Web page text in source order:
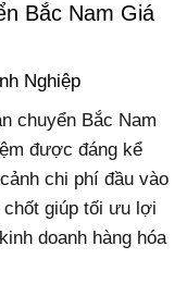
Bắc Nam Giá
Nghiệp
chuyển Bắc Nam
được đáng kể
chi phí đầu vào
giúp tối ưu lợi
doanh hàng hóa